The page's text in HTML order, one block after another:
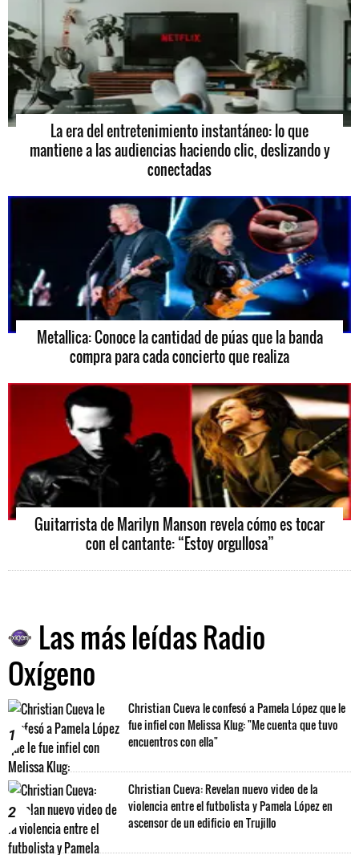
La era del entretenimiento instantáneo: lo que
mantiene a las audiencias haciendo clic, deslizando y
conectadas
Metallica: Conoce la cantidad de púas que la banda
compra para cada concierto que realiza
Guitarrista de Marilyn Manson revela cómo es tocar
con el cantante: “Estoy orgullosa”
Las más leídas Radio
Oxígeno
1
Christian Cueva le confesó a Pamela López que le
fue infiel con Melissa Klug: "Me cuenta que tuvo
encuentros con ella"
2
Christian Cueva: Revelan nuevo video de la
violencia entre el futbolista y Pamela López en
ascensor de un edificio en Trujillo